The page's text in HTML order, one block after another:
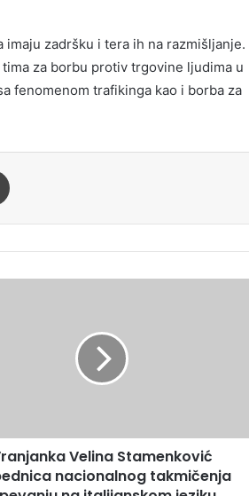
zadršku i tera ih na razmišljanje.
za borbu protiv trgovine ljudima u
fenomenom trafikinga kao i borba za
Velina Stamenković
nacionalnog takmičenja